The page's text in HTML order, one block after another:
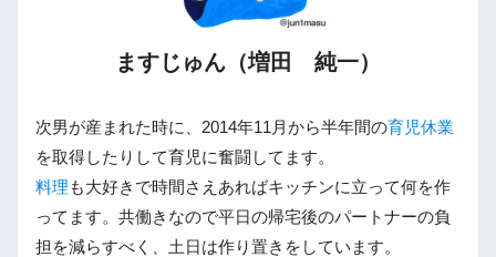
ますじゅん（増田 純一）
次男が産まれた時に、2014年11月から半年間の育児休業
を取得したりして育児に奮闘してます。
料理 も大好きで時間さえあればキッチンに立って何を作
ってます。共働きなので平日の帰宅後のパートナーの負
担を減らすべく、土日は作り置きをしています。